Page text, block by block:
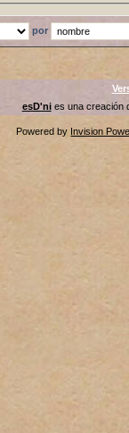
por
esD'nies una creación
Powered by Invision